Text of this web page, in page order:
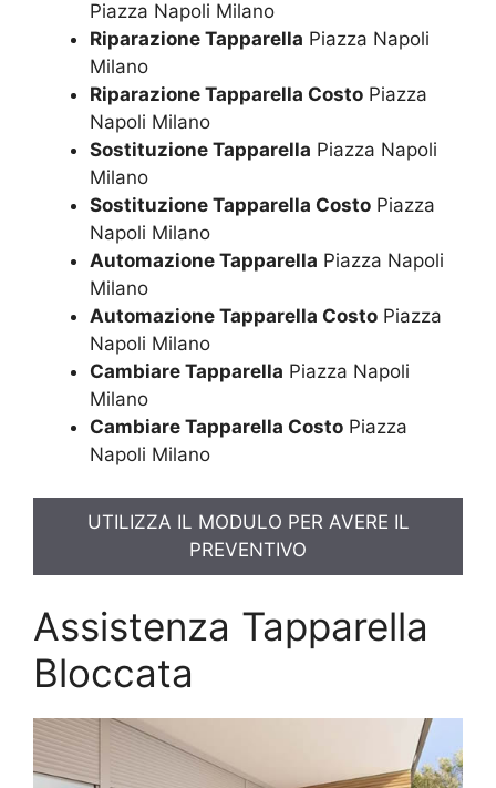
Piazza Napoli Milano
Riparazione Tapparella Piazza Napoli
Milano
Riparazione Tapparella Costo Piazza
Napoli Milano
Sostituzione Tapparella Piazza Napoli
Milano
Sostituzione Tapparella Costo Piazza
Napoli Milano
Automazione Tapparella Piazza Napoli
Milano
Automazione Tapparella Costo Piazza
Napoli Milano
Cambiare Tapparella Piazza Napoli
Milano
Cambiare Tapparella Costo Piazza
Napoli Milano
UTILIZZA IL MODULO PER AVERE IL
PREVENTIVO
Assistenza Tapparella
Bloccata